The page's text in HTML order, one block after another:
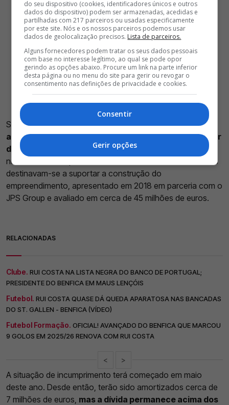
Segundo o Observador, o presidente doBenficaé
acionista do projeto e assumiu ainda o papel de fiador
de vários financiamentos concedidos pelo Montepio
num montante superior a 20 milhões de euros. Os créditos
destinavam-se a suportar a construção do
empreendimento, apresentado em 2018 em parceria com o
JPS Group e avaliado em cerca de 45 milhões de euros.
RELACIONADAS
Clube. RUI COSTA NA LISTA NEGRA DO BANCO DE PORTUGAL;
PRESIDENTE DO BENFICA EM MAUS LENÇÓIS
Futebol. RUI COSTA QUASE DÁ QUEDA APARATOSA NAS BANCADAS
DO ST. GALLEN - BENFICA (VÍDEO)
Futebol Formação. OFICIAL! AVANÇADO DO BENFICA QUE MARCOU
9 GOLOS EM 2025/26 RENOVA COM RUI COSTA
< >
A situação de incumprimento terá começado em maio
deste ano. Desde então, terão sido amortizados cerca de
7 milhões de euros, mas a dívida permanece acima dos
do seu dispositivo (cookies, identificadores únicos e outros
dados do dispositivo) podem ser armazenadas, acedidas e
partilhadas com 217 parceiros ou usadas especificamente
por este site. Nós e os nossos parceiros podemos usar
dados de geolocalização precisos. Lista de parceiros.
Alguns fornecedores podem tratar os seus dados pessoais
com base no interesse legítimo, ao qual se pode opor
gerindo as opções abaixo. Procure um link na parte inferior
desta página ou no menu do site para gerir ou revogar o
consentimento nas definições de privacidade e cookies.
Consentir
Gerir opções